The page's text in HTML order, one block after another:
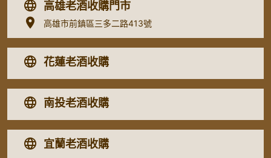
高雄老酒收購門市
高雄市前鎮區三多二路413號
花蓮老酒收購
南投老酒收購
宜蘭老酒收購